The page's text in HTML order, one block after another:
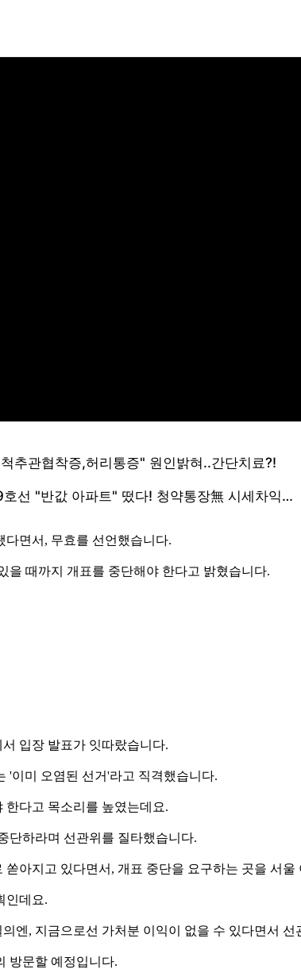
면서, 무효를 선언했습니다.
을 때까지 개표를 중단해야 한다고 밝혔습니다.
입장 발표가 잇따랐습니다.
'이미 오염된 선거'라고 직격했습니다.
한다고 목소리를 높였는데요.
단하라며 선관위를 질타했습니다.
아지고 있다면서, 개표 중단을 요구하는 곳을 서
인데요.
엔, 지금으로선 가처분 이익이 없을 수 있다면서
방문할 예정입니다.